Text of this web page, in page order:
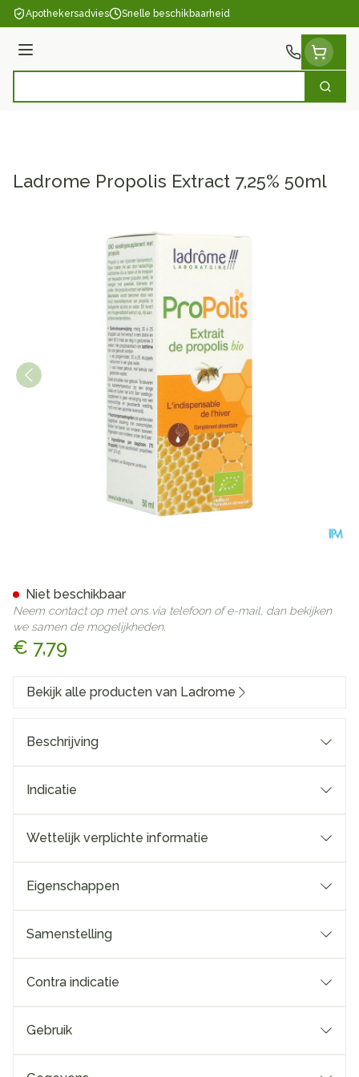
Ga naar de inhoud
Apothekersadvies Snelle beschikbaarheid
Menu
Zoek
Ladrome Propolis Extract 7,25% 50ml
€ 7,79
Niet beschikbaar
Neem contact op met ons via telefoon of e-mail, dan bekijken
we samen de mogelijkheden.
Bekijk alle producten van Ladrome
Beschrijving
Indicatie
Wettelijk verplichte informatie
Eigenschappen
Samenstelling
Contra indicatie
Gebruik